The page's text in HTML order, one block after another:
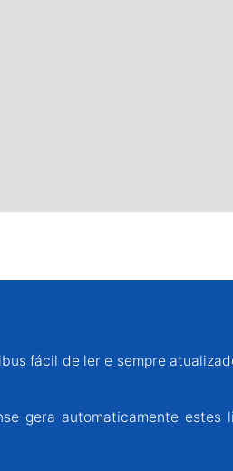
fácil de ler e sempre
gera automaticamente